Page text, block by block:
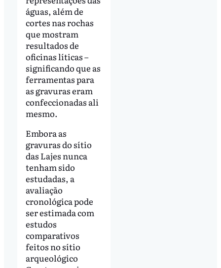
águas, além de
cortes nas rochas
que mostram
resultados de
oficinas líticas –
significando que as
ferramentas para
as gravuras eram
confeccionadas ali
mesmo.
Embora as
gravuras do sítio
das Lajes nunca
tenham sido
estudadas, a
avaliação
cronológica pode
ser estimada com
estudos
comparativos
feitos no sítio
arqueológico